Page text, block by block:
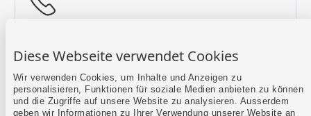
Diese Webseite verwendet Cookies
Wir verwenden Cookies, um Inhalte und Anzeigen zu
personalisieren, Funktionen für soziale Medien anbieten zu können
und die Zugriffe auf unsere Website zu analysieren. Ausserdem
geben wir Informationen zu Ihrer Verwendung unserer Website an
Mehr erfahren